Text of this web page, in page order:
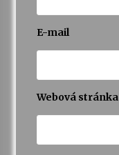
E-mail
Webová stránka